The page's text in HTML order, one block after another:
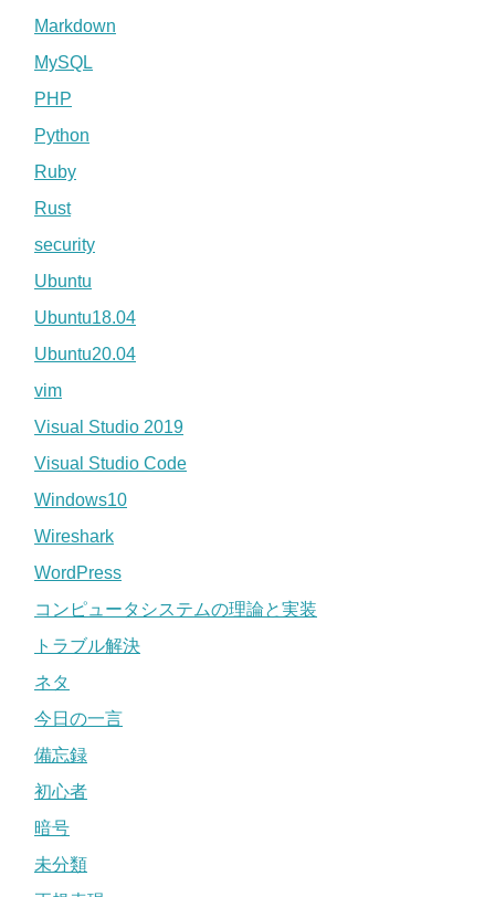
Markdown
MySQL
PHP
Python
Ruby
Rust
security
Ubuntu
Ubuntu18.04
Ubuntu20.04
vim
Visual Studio 2019
Visual Studio Code
Windows10
Wireshark
WordPress
コンピュータシステムの理論と実装
トラブル解決
ネタ
今日の一言
備忘録
初心者
暗号
未分類